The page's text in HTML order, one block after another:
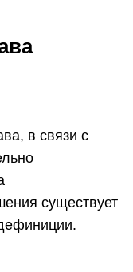
в связи с
существует